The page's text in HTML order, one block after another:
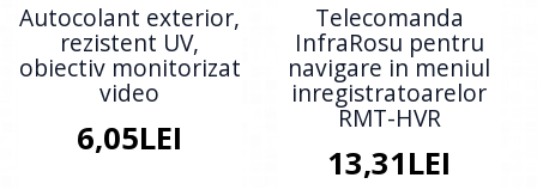
Autocolant exterior,
rezistent UV,
obiectiv monitorizat
video
6,05LEI
Telecomanda
InfraRosu pentru
navigare in meniul
inregistratoarelor
RMT-HVR
13,31LEI